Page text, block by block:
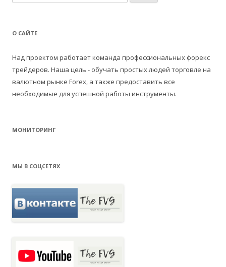
а
т
:
О САЙТЕ
Над проектом работает команда профессиональных форекс
трейдеров. Наша цель - обучать простых людей торговле на
валютном рынке Forex, а также предоставить все
необходимые для успешной работы инструменты.
МОНИТОРИНГ
МЫ В СОЦСЕТЯХ